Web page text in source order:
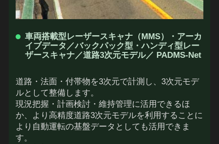
車両搭載型レーザースキャナ（MMS）・アーカ
イブデータ／バックパック型・ハンディ型レー
ザースキャナ／道路3次元モデル／ PADMS‑Net
道路・法面・付帯物を3次元で計測し、3次元モデ
ルとして整備します。
現況把握・計画検討・維持管理に活用できるほ
か、より高精度道路3次元モデルを利用することに
より自動運転の基盤データとしても活用できま
す。